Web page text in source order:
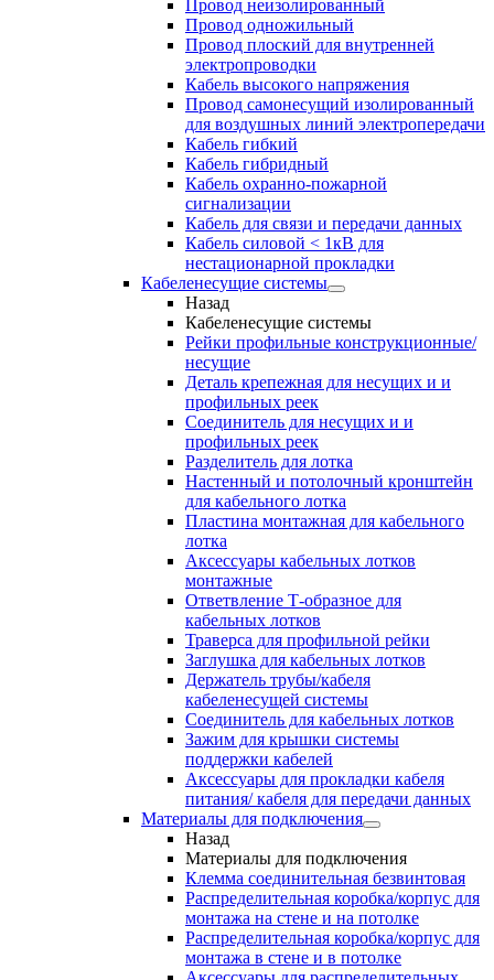
Провод неизолированный
Провод одножильный
Провод плоский для внутренней
электропроводки
Кабель высокого напряжения
Провод самонесущий изолированный
для воздушных линий электропередачи
Кабель гибкий
Кабель гибридный
Кабель охранно-пожарной
сигнализации
Кабель для связи и передачи данных
Кабель силовой < 1кВ для
нестационарной прокладки
Кабеленесущие системы
Назад
Кабеленесущие системы
Рейки профильные конструкционные/
несущие
Деталь крепежная для несущих и и
профильных реек
Соединитель для несущих и и
профильных реек
Разделитель для лотка
Настенный и потолочный кронштейн
для кабельного лотка
Пластина монтажная для кабельного
лотка
Аксессуары кабельных лотков
монтажные
Ответвление Т-образное для
кабельных лотков
Траверса для профильной рейки
Заглушка для кабельных лотков
Держатель трубы/кабеля
кабеленесущей системы
Соединитель для кабельных лотков
Зажим для крышки системы
поддержки кабелей
Аксессуары для прокладки кабеля
питания/ кабеля для передачи данных
Материалы для подключения
Назад
Материалы для подключения
Клемма соединительная безвинтовая
Распределительная коробка/корпус для
монтажа на стене и на потолке
Распределительная коробка/корпус для
монтажа в стене и в потолке